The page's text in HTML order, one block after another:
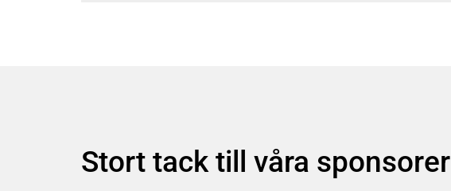
Stort tack till våra sponsorer